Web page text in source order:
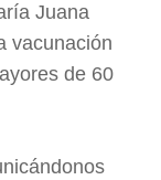
Juana
vacunación
de 60